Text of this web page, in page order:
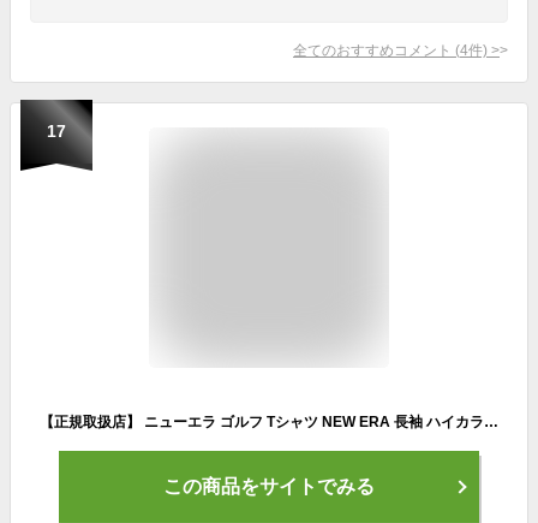
全てのおすすめコメント (4件) >
17
【正規取扱店】 ニューエラ ゴルフ Tシャツ NEW ERA 長袖 ハイカラー パフォーマンスTシャツ ゴルフウェア モックネック ウェア シャツ UVカット 吸汗 速乾 メンズ レディース ユニセックス
この商品をサイトでみる